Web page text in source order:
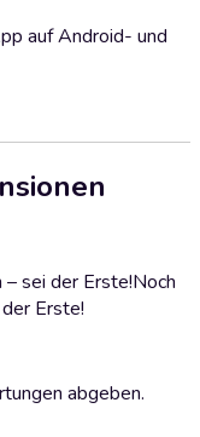
auf Android- und
sei der Erste!Noch
Erste!
abgeben.